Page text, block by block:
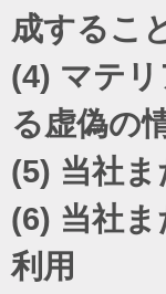
成するこ
(4) マテ
る虚偽の
(5) 当社
(6) 当社
利用